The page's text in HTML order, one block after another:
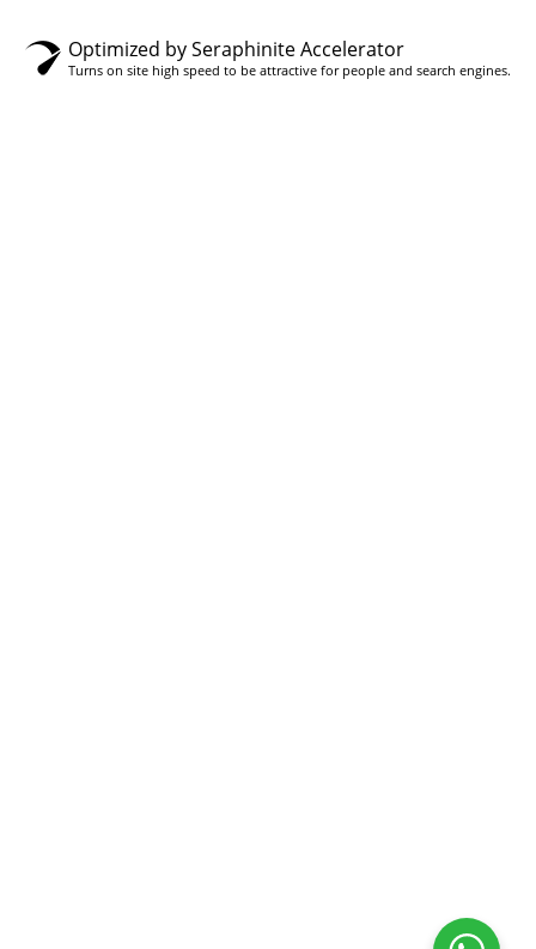
Optimized by Seraphinite Accelerator
Turns on site high speed to be attractive for people and search engines.